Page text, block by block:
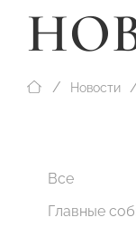
Новости
Все
Главные